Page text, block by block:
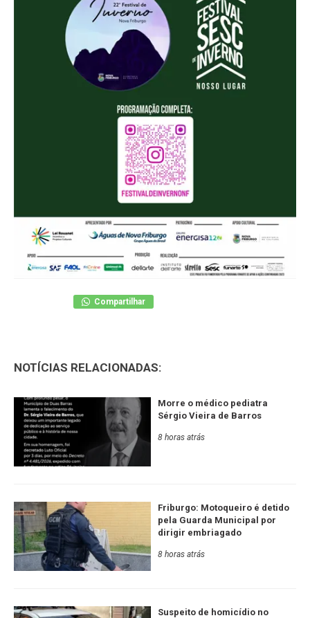
Compartilhar
NOTÍCIAS RELACIONADAS:
Morre o médico pediatra
Sérgio Vieira de Barros
8 horas atrás
Friburgo: Motoqueiro é detido
pela Guarda Municipal por
dirigir embriagado
8 horas atrás
Suspeito de homicídio no